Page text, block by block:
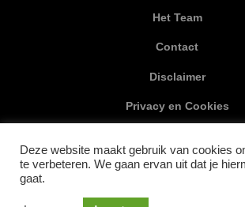
Het Team
Contact
Disclaimer
Privacy en Cookies
SOCIAL MEDIA
Deze website maakt gebruik van cookies
te verbeteren. We gaan ervan uit dat je
gaat.